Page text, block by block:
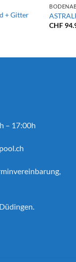
+ Gitter
CHF
– 17:00h